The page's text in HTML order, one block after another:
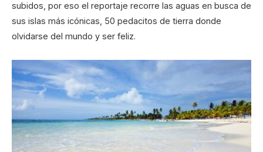
subidos, por eso el reportaje recorre las aguas en busca de
sus islas más icónicas, 50 pedacitos de tierra donde
olvidarse del mundo y ser feliz.